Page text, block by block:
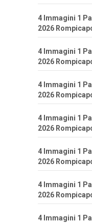
4 Immagini 1
2026
4 Immagini 1
2026
4 Immagini 1
2026
4 Immagini 1
2026
4 Immagini 1
2026
4 Immagini 1
2026
4 Immagini 1